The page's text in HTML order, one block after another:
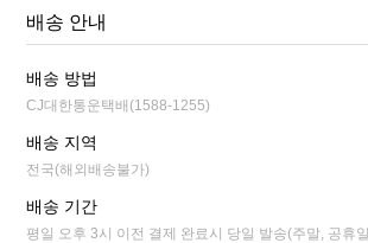
배송 안내
배송 방법
CJ대한통운택배(1588-1255)
배송 지역
전국(해외배송불가)
배송 기간
평일 오후 3시 이전 결제 완료시 당일 발송(주말, 공휴